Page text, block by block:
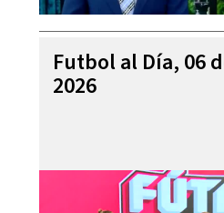
Futbol al Día, 06
2026